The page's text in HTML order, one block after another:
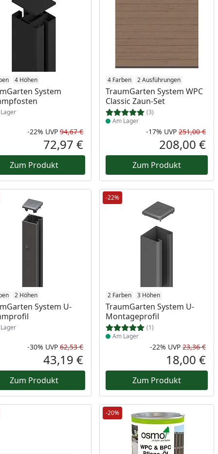
Preis
4 Höhen
System
am Lager
Rabatt in Prozent
-22%
Ursprünglicher Preis
UVP 94,67 €
Aktueller Preis
72,97 €
Zum Produkt
4 Farben 2 Ausführungen
TraumGarten System WPC
Classic Zaun-Set
(3)
Produkt am Lager
Am Lager
-17% UVP 251,00 €
208,00 €
Zum Produkt
Preis
2 Höhen
System U-
am Lager
Rabatt in Prozent
-30%
Ursprünglicher Preis
UVP 62,53 €
Aktueller Preis
43,19 €
Zum Produkt
-22%
2 Farben 3 Höhen
TraumGarten System U-
Montageprofil
(1)
Produkt am Lager
Am Lager
-22% UVP 23,36 €
18,00 €
Zum Produkt
-20%